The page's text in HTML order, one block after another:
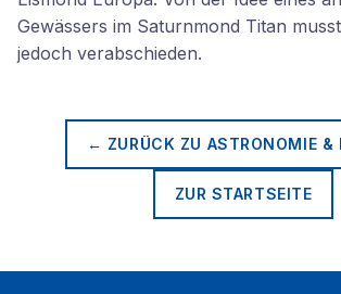
Gewässers im Saturnmond Titan
jedoch verabschieden.
← ZURÜCK ZU ASTRONOMIE &
ZUR STARTSEITE